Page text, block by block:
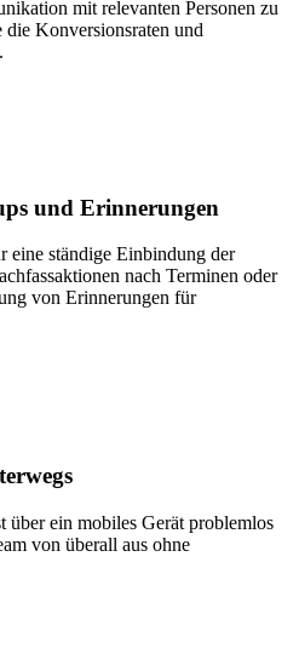
mit relevanten Personen zu
die Konversionsraten und
und Erinnerungen
eine ständige Einbindung der
nach Terminen oder
von Erinnerungen für
ein mobiles Gerät problemlos
von überall aus ohne